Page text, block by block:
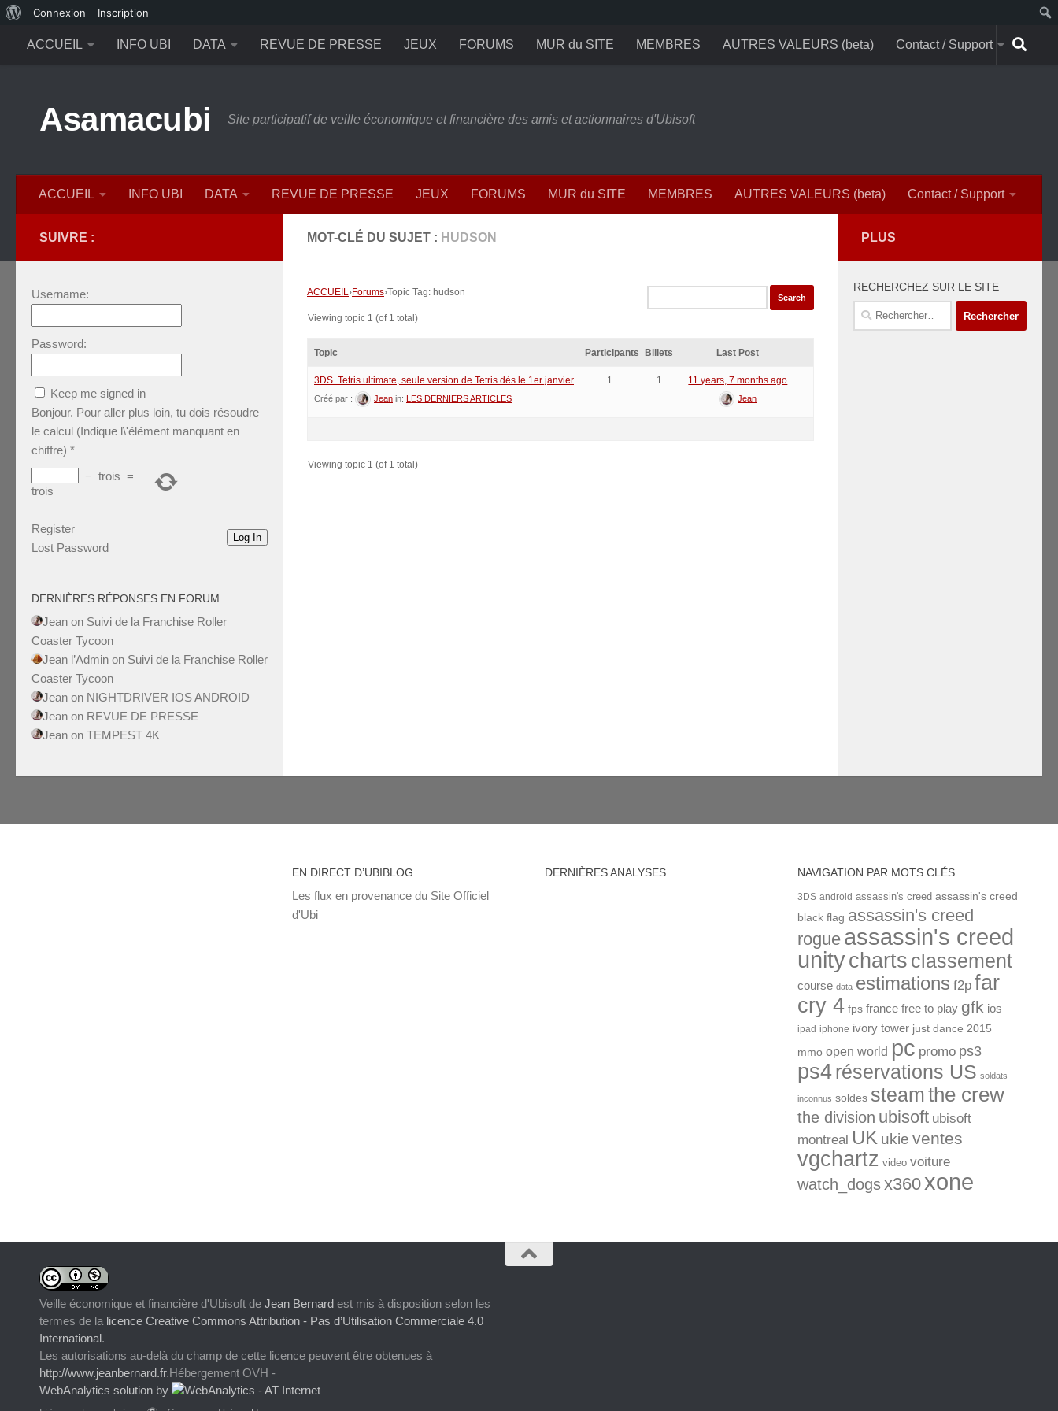
propos
de
Connexion Inscription
ACCUEIL
INFO UBI DATA REVUE DE PRESSE JEUX FORUMS MUR du SITE MEMBRES AUTRES VALEURS (beta) Contact / Support
Asamacubi Site participatif de veille économique et financière des amis et actionnaires d'Ubisoft
ACCUEIL INFO UBI DATA REVUE DE PRESSE JEUX FORUMS MUR du SITE MEMBRES AUTRES VALEURS (beta) Contact / Support
MOT-CLÉ DU SUJET : HUDSON
ACCUEIL›Forums›Topic Tag: hudson
Viewing topic 1 (of 1 total)
Topic Participants Billets Last Post
3DS. Tetris ultimate, seule version de Tetris dès le 1er janvier
Créé par : Jean in: LES DERNIERS ARTICLES
1 1 11 years, 7 months ago
Jean
Viewing topic 1 (of 1 total)
SUIVRE :
Username:
Password:
Keep me signed in
Bonjour. Pour aller plus loin, tu dois résoudre
le calcul (Indique l\'élément manquant en
chiffre) *
− trois =
trois
Log In
Register
Lost Password
DERNIÈRES RÉPONSES EN FORUM
Jean on Suivi de la Franchise Roller
Coaster Tycoon
Jean l’Admin on Suivi de la Franchise Roller
Coaster Tycoon
Jean on NIGHTDRIVER IOS ANDROID
Jean on REVUE DE PRESSE
Jean on TEMPEST 4K
PLUS
RECHERCHEZ SUR LE SITE
Rechercher :
EN DIRECT D’UBIBLOG
Les flux en provenance du Site Officiel
d'Ubi
DERNIÈRES ANALYSES NAVIGATION PAR MOTS CLÉS
3DS android assassin's creed assassin's creed
black flag assassin's creed
rogue assassin's creed
unitycharts classement
course data estimations f2p far
cry 4 fps france free to play gfk ios
ipad iphone ivory tower just dance 2015
mmo open world pc promo ps3
ps4réservations US soldats
inconnus soldes steamthe crew
the division ubisoft ubisoft
montreal UK ukie ventes
vgchartz video voiture
watch_dogsx360 xone
Veille économique et financière d'Ubisoft de Jean Bernard est mis à disposition selon les
termes de la licence Creative Commons Attribution - Pas d’Utilisation Commerciale 4.0
International.
Les autorisations au-delà du champ de cette licence peuvent être obtenues à
http://www.jeanbernard.fr.Hébergement OVH -
WebAnalytics solution by